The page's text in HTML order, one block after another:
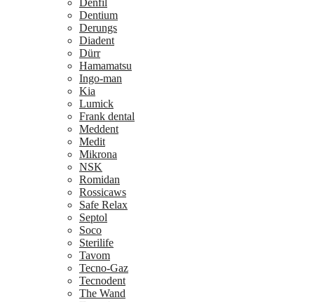
Dentium
Derungs
Diadent
Dürr
Hamamatsu
Ingo-man
Kia
Lumick
Frank dental
Meddent
Medit
Mikrona
NSK
Romidan
Rossicaws
Safe Relax
Septol
Soco
Sterilife
Tavom
Tecno-Gaz
Tecnodent
The Wand